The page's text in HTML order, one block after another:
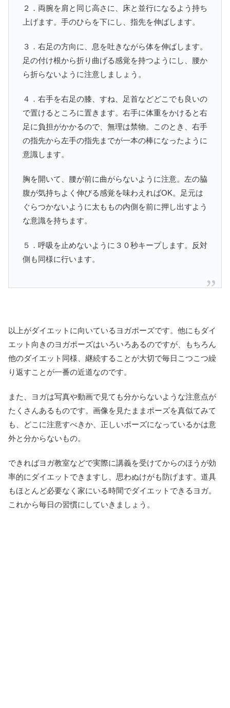
２．両腕を肩と同じ高さに、床と並行になるよう持ち
上げます。手のひらを下にし、指先を伸ばします。
３．右足の方向に、息を吐きながら体を伸ばします。
足の付け根から折り曲げる感覚を持つようにし、腰か
ら折らないように注意しましょう。
４．右手を右足の膝、すね、足首などどこでも良いの
で置けるところに置きます。右手に体重をかけると右
足に負担がかかるので、無理は禁物。このとき、右手
の指先から左手の指先までが一本の棒になったように
意識します。
胸を開いて、腰が前に曲がらないように注意。左の脇
腹が気持ちよく伸びる感覚を味わえればOK。足元は
ぐらつかないように太ももの内側を前に押し出すよう
な意識を持ちます。
５．呼吸を止めないように３０秒キープします。反対
側も同様に行います。
以上がダイエットに向いているヨガポーズです。他にもダイ
エット向きのヨガポーズはいろいろあるのですが、もちろん
他のダイエット同様、継続することが大切で毎日こつこつ繰
り返すことが一番の近道なのです。
また、ヨガは写真や動画で見ても分からないような注意点が
たくさんあるものです。画像を見たままポーズを真似てみて
も、どこに注意すべきか、正しいポーズになっているかは意
外と分からないもの。
できればヨガ教室などで実際に講義を受けてからのほうが効
率的にダイエットできますし、思わぬけがも防げます。道具
もほとんど必要なく家にいる時間でダイエットできるヨガ。
これから毎日の習慣にしていきましょう。